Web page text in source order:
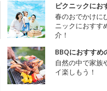
ピクニックにお
春のおでかけに
ニックにおすす
介！
BBQにおすすめ
自然の中で家族
イ楽しもう！